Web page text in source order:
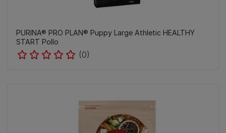
PURINA® PRO PLAN® Puppy Large Athletic HEALTHY
START Pollo
(0)